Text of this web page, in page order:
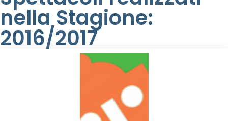
nella Stagione:
2016/2017